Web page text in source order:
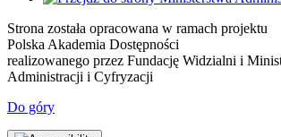
Strona została opracowana w ramach projektu
Polska Akademia Dostępności
realizowanego przez Fundację Widzialni i
Administracji i Cyfryzacji
Do góry